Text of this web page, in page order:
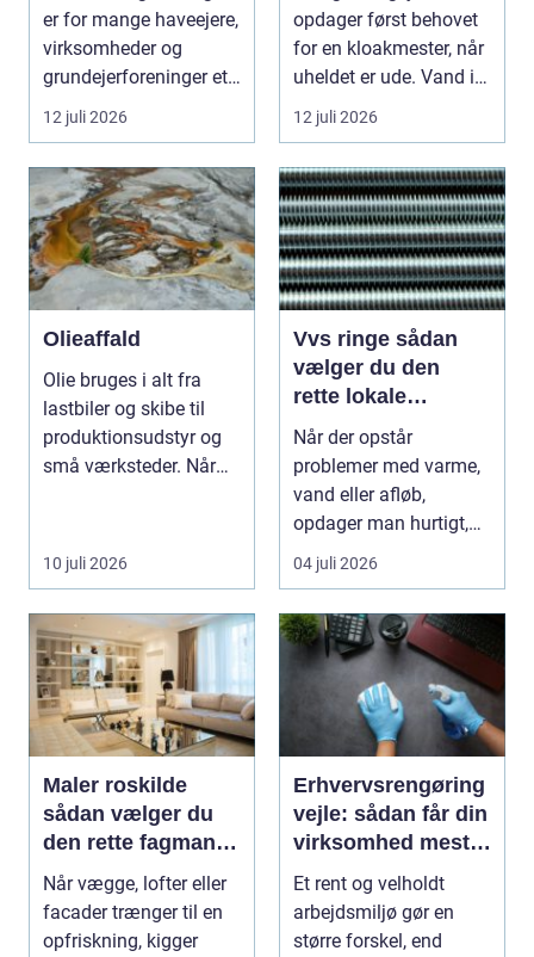
nordsjælland
er for mange haveejere,
virksomheder og
grundejerforeninger et
nødvendigt skri...
12 juli 2026
opdager først behovet
for en kloakmester, når
uheldet er ude. Vand i
k...
12 juli 2026
Olieaffald
Olie bruges i alt fra
lastbiler og skibe til
produktionsudstyr og
små værksteder. Når
10 juli 2026
Vvs ringe sådan
vælger du den
rette lokale
installatør
Når der opstår
problemer med varme,
vand eller afløb,
opdager man hurtigt,
hvor afhængig
04 juli 2026
Maler roskilde
sådan vælger du
den rette fagmand
til opgaven
Når vægge, lofter eller
facader trænger til en
opfriskning, kigger
Erhvervsrengøring
vejle: sådan får din
virksomhed mest
ud af
rengøringsbudgett
et
Et rent og velholdt
arbejdsmiljø gør en
større forskel, end